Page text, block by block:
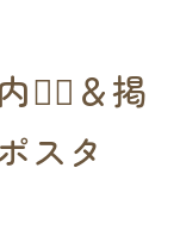
🧘‍♀️＆掲
スタ